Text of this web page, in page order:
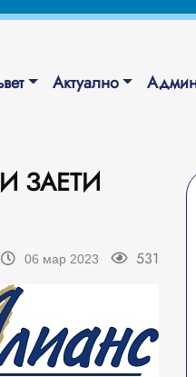
Актуално
ЗАЕТИ
06 мар 2023 531